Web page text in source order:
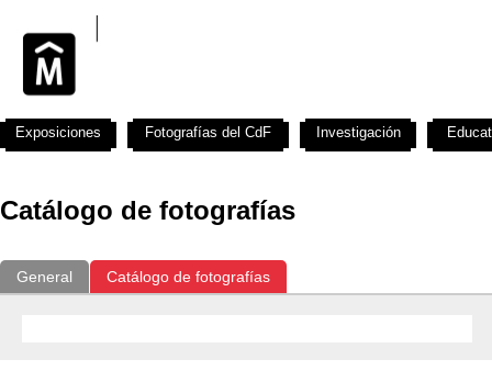
Catálogo de fotografías
General Catálogo de fotografías
Exposiciones Fotografías del CdF Investigación